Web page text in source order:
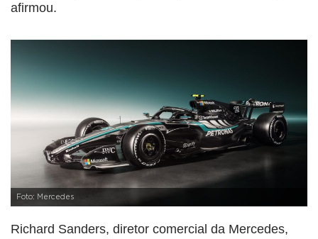
afirmou.
Foto: Mercedes
Richard Sanders, diretor comercial da Mercedes,